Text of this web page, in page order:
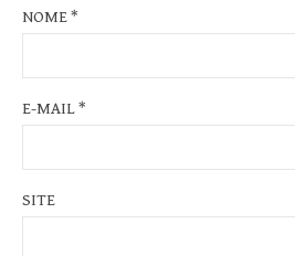
NOME*
E-MAIL*
SITE